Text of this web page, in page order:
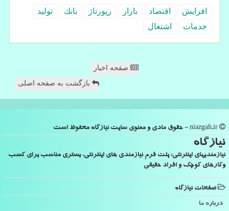
افزایش اقتصاد بازار رپورتاژ بانك
تولید
خدمات
اشتغال
صفحه اخبار
بازگشت به صفحه اصلی
نیازگاه
نیازمندیهای اینترنتی: پلت فرم نیازمندی های اینترنتی، بستری مناسب برای کسب
وکارهای کوچک و افراد حقیقی
صفحات نیازگاه
درباره ما